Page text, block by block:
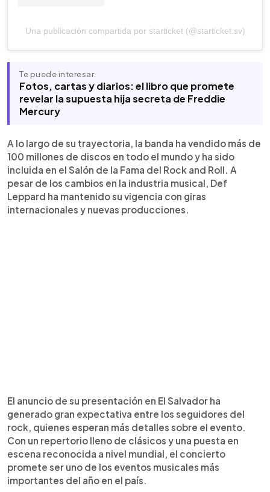
Una publicación compartida por starticket (@starticket.sv)
Te puede interesar:
Fotos, cartas y diarios: el libro que promete
revelar la supuesta hija secreta de Freddie
Mercury
A lo largo de su trayectoria, la banda ha vendido más de
100 millones de discos en todo el mundo y ha sido
incluida en el Salón de la Fama del Rock and Roll. A
pesar de los cambios en la industria musical, Def
Leppard ha mantenido su vigencia con giras
internacionales y nuevas producciones.
El anuncio de su presentación en El Salvador ha
generado gran expectativa entre los seguidores del
rock, quienes esperan más detalles sobre el evento.
Con un repertorio lleno de clásicos y una puesta en
escena reconocida a nivel mundial, el concierto
promete ser uno de los eventos musicales más
importantes del año en el país.